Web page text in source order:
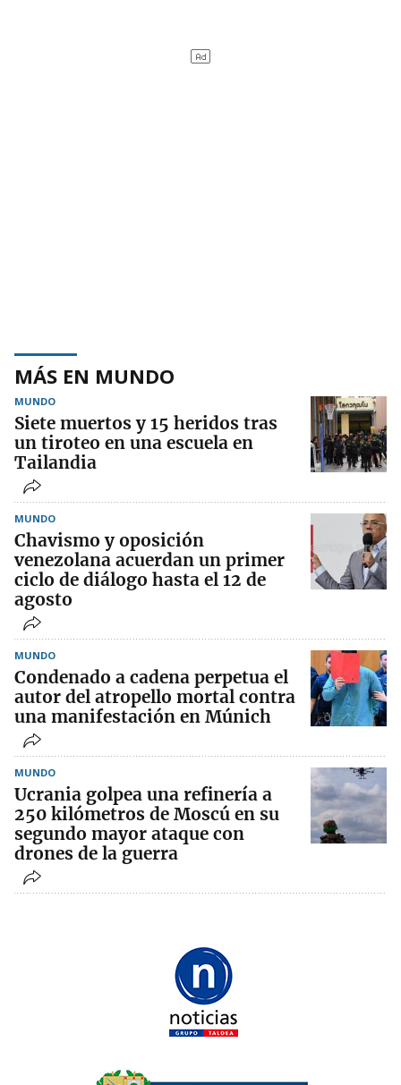
MÁS EN MUNDO
MUNDO
Siete muertos y 15 heridos tras
un tiroteo en una escuela en
Tailandia
MUNDO
Chavismo y oposición
venezolana acuerdan un primer
ciclo de diálogo hasta el 12 de
agosto
MUNDO
Condenado a cadena perpetua el
autor del atropello mortal contra
una manifestación en Múnich
MUNDO
Ucrania golpea una refinería a
250 kilómetros de Moscú en su
segundo mayor ataque con
drones de la guerra